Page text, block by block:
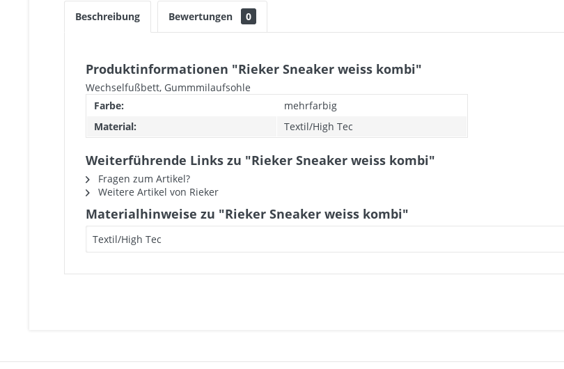
Beschreibung Bewertungen 0
Produktinformationen "Rieker Sneaker weiss kombi"
Wechselfußbett, Gummmilaufsohle
Farbe:
mehrfarbig
Material:
Textil/High Tec
Weiterführende Links zu "Rieker Sneaker weiss kombi"
Fragen zum Artikel?
Weitere Artikel von Rieker
Materialhinweise zu "Rieker Sneaker weiss kombi"
Textil/High Tec